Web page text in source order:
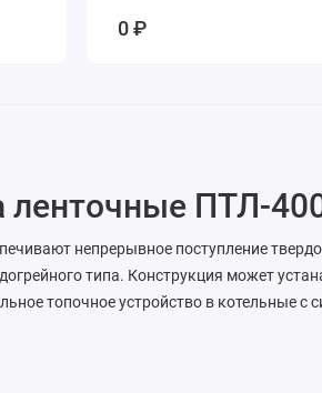
0 ₽
ленточные ПТЛ-
непрерывное поступление
типа. Конструкция может
топочное устройство в котельные с